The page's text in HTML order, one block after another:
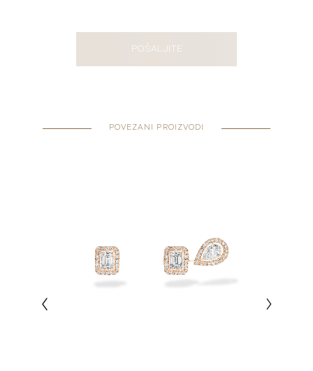
POŠALJITE
POVEZANI PROIZVODI